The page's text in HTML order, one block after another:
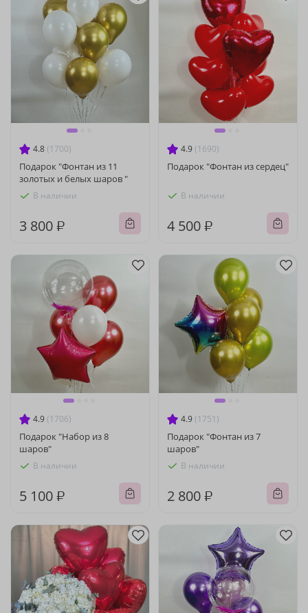
4.8 (1700)
Подарок "Фонтан из 11
золотых и белых шаров "
В наличии
3 800 ₽
4.9 (1690)
Подарок "Фонтан из сердец"
В наличии
4 500 ₽
4.9 (1706)
Подарок "Набор из 8
шаров"
В наличии
5 100 ₽
4.9 (1751)
Подарок "Фонтан из 7
шаров"
В наличии
2 800 ₽